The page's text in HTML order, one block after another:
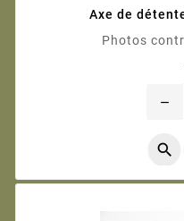
Axe de
remove
